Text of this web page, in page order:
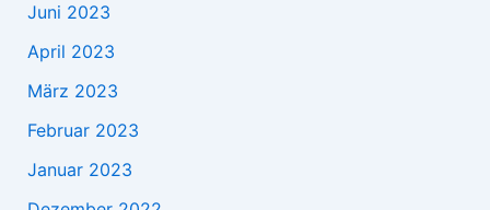
Juni 2023
April 2023
März 2023
Februar 2023
Januar 2023